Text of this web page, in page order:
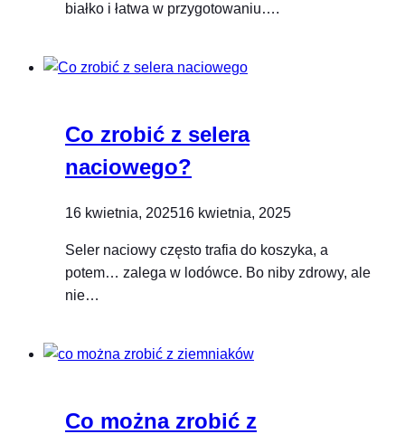
białko i łatwa w przygotowaniu….
Co zrobić z selera
naciowego?
16 kwietnia, 202516 kwietnia, 2025
Seler naciowy często trafia do koszyka, a
potem… zalega w lodówce. Bo niby zdrowy, ale
nie…
Co można zrobić z